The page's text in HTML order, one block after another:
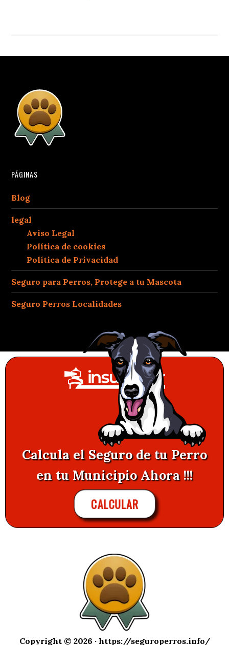
PÁGINAS
Blog
legal
Aviso Legal
Política de cookies
Política de Privacidad
Seguro para Perros, Protege a tu Mascota
Seguro Perros Localidades
Calcula el Seguro de tu Perro
en tu Municipio Ahora !!!
CALCULAR
Copyright © 2026 · https://seguroperros.info/